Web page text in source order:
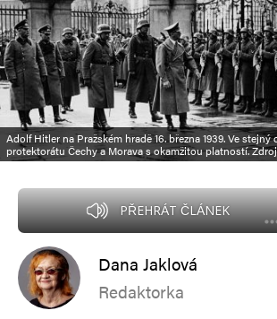
Adolf Hitler na Pražském hradě 16. března 1939. Ve
protektorátu Čechy a Morava s okamžitou platností.
PŘEHRÁT ČLÁNEK
Dana Jaklová
Redaktorka